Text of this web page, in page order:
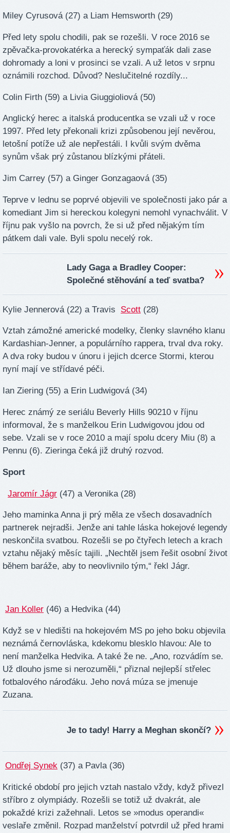
Miley Cyrusová (27) a Liam Hemsworth (29)
Před lety spolu chodili, pak se rozešli. V roce 2016 se
zpěvačka-provokatérka a herecký sympaťák dali zase
dohromady a loni v prosinci se vzali. A už letos v srpnu
oznámili rozchod. Důvod? Neslučitelné rozdíly...
Colin Firth (59) a Livia Giuggioliová (50)
Anglický herec a italská producentka se vzali už v roce
1997. Před lety překonali krizi způsobenou její nevěrou,
letošní potíže už ale nepřestáli. I kvůli svým dvěma
synům však prý zůstanou blízkými přáteli.
Jim Carrey (57) a Ginger Gonzagaová (35)
Teprve v lednu se poprvé objevili ve společnosti jako pár a
komediant Jim si hereckou kolegyni nemohl vynachválit. V
říjnu pak vyšlo na povrch, že si už před nějakým tím
pátkem dali vale. Byli spolu necelý rok.
Lady Gaga a Bradley Cooper:
Společné stěhování a teď svatba?
Kylie Jennerová (22) a Travis Scott (28)
Vztah zámožné americké modelky, členky slavného klanu
Kardashian-Jenner, a populárního rappera, trval dva roky.
A dva roky budou v únoru i jejich dcerce Stormi, kterou
nyní mají ve střídavé péči.
Ian Ziering (55) a Erin Ludwigová (34)
Herec známý ze seriálu Beverly Hills 90210 v říjnu
informoval, že s manželkou Erin Ludwigovou jdou od
sebe. Vzali se v roce 2010 a mají spolu dcery Miu (8) a
Pennu (6). Zieringa čeká již druhý rozvod.
Sport
Jaromír Jágr (47) a Veronika (28)
Jeho maminka Anna ji prý měla ze všech dosavadních
partnerek nejradši. Jenže ani tahle láska hokejové legendy
neskončila svatbou. Rozešli se po čtyřech letech a krach
vztahu nějaký měsíc tajili. „Nechtěl jsem řešit osobní život
během baráže, aby to neovlivnilo tým,“ řekl Jágr.
Jan Koller (46) a Hedvika (44)
Když se v hledišti na hokejovém MS po jeho boku objevila
neznámá černovláska, kdekomu blesklo hlavou: Ale to
není manželka Hedvika. A také že ne. „Ano, rozvádím se.
Už dlouho jsme si nerozuměli,“ přiznal nejlepší střelec
fotbalového nároďáku. Jeho nová múza se jmenuje
Zuzana.
Je to tady! Harry a Meghan skončí?
Ondřej Synek (37) a Pavla (36)
Kritické období pro jejich vztah nastalo vždy, když přivezl
stříbro z olympiády. Rozešli se totiž už dvakrát, ale
pokaždé krizi zažehnali. Letos se »modus operandi«
veslaře změnil. Rozpad manželství potvrdil už před hrami